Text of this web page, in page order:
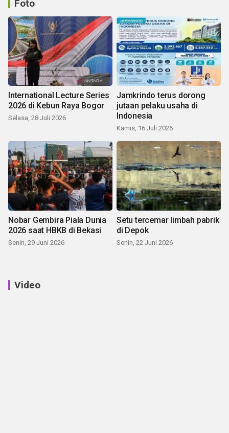
Foto
International Lecture Series
2026 di Kebun Raya Bogor
Selasa, 28 Juli 2026
Jamkrindo terus dorong
jutaan pelaku usaha di
Indonesia
Kamis, 16 Juli 2026
Nobar Gembira Piala Dunia
2026 saat HBKB di Bekasi
Senin, 29 Juni 2026
Setu tercemar limbah pabrik
di Depok
Senin, 22 Juni 2026
Video